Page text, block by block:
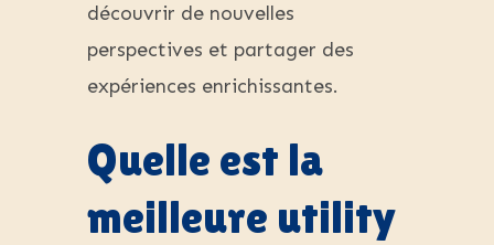
découvrir de nouvelles
perspectives et partager des
expériences enrichissantes.
Quelle est la
meilleure utility